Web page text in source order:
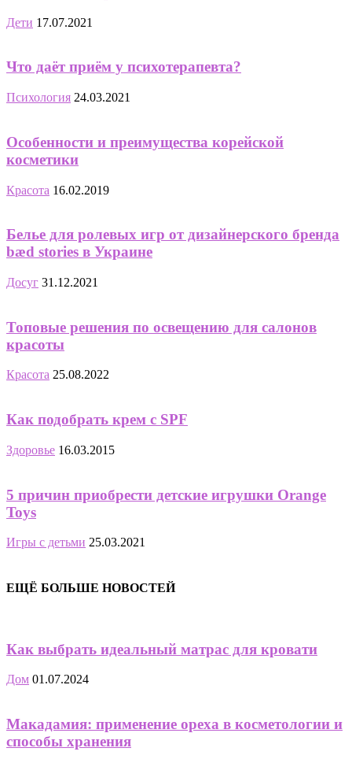
Дети 17.07.2021
Что даёт приём у психотерапевта?
Психология 24.03.2021
Особенности и преимущества корейской
косметики
Красота 16.02.2019
Белье для ролевых игр от дизайнерского бренда
bæd stories в Украине
Досуг 31.12.2021
Топовые решения по освещению для салонов
красоты
Красота 25.08.2022
Как подобрать крем с SPF
Здоровье 16.03.2015
5 причин приобрести детские игрушки Orange
Toys
Игры с детьми 25.03.2021
ЕЩЁ БОЛЬШЕ НОВОСТЕЙ
Как выбрать идеальный матрас для кровати
Дом 01.07.2024
Макадамия: применение ореха в косметологии и
способы хранения